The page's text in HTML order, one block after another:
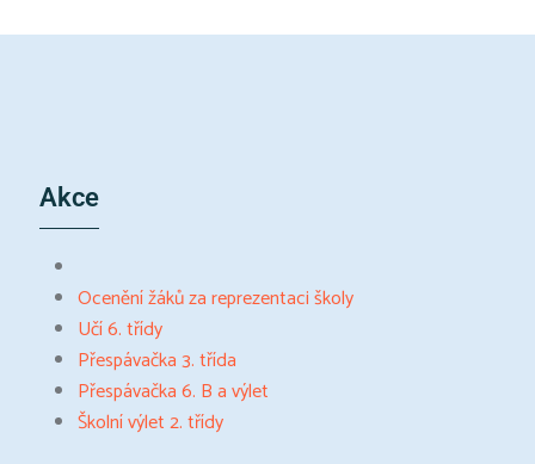
Akce
Ocenění žáků za reprezentaci školy
Učí 6. třídy
Přespávačka 3. třída
Přespávačka 6. B a výlet
Školní výlet 2. třídy